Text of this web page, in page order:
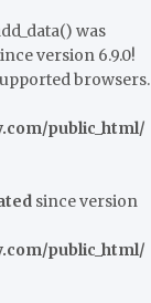
was
version 6.9.0!
browsers.
public_html/
since version
public_html/